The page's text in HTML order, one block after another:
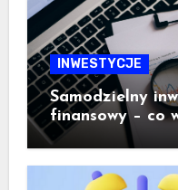
INWESTYCJE
Samodzielny
finansowy – co